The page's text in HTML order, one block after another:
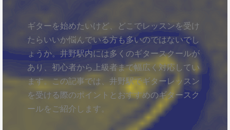
ギターを始めたいけど、どこでレッスンを受け
たらいいか悩んでいる方も多いのではないでし
ょうか。井野駅内には多くのギタースクールが
あり、初心者から上級者まで幅広く対応してい
ます。この記事では、井野駅でギターレッスン
を受ける際のポイントとおすすめのギタースク
ールをご紹介します。